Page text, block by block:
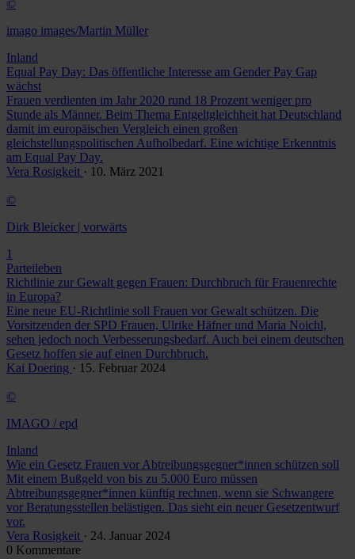
©
imago images/Martin Müller
Inland
Equal Pay Day: Das öffentliche Interesse am Gender Pay Gap
wächst
Frauen verdienten im Jahr 2020 rund 18 Prozent weniger pro
Stunde als Männer. Beim Thema Entgeltgleichheit hat Deutschland
damit im europäischen Vergleich einen großen
gleichstellungspolitischen Aufholbedarf. Eine wichtige Erkenntnis
am Equal Pay Day.
Vera Rosigkeit · 10. März 2021
©
Dirk Bleicker | vorwärts
1
Parteileben
Richtlinie zur Gewalt gegen Frauen: Durchbruch für Frauenrechte
in Europa?
Eine neue EU-Richtlinie soll Frauen vor Gewalt schützen. Die
Vorsitzenden der SPD Frauen, Ulrike Häfner und Maria Noichl,
sehen jedoch noch Verbesserungsbedarf. Auch bei einem deutschen
Gesetz hoffen sie auf einen Durchbruch.
Kai Doering · 15. Februar 2024
©
IMAGO / epd
Inland
Wie ein Gesetz Frauen vor Abtreibungsgegner*innen schützen soll
Mit einem Bußgeld von bis zu 5.000 Euro müssen
Abtreibungsgegner*innen künftig rechnen, wenn sie Schwangere
vor Beratungsstellen belästigen. Das sieht ein neuer Gesetzentwurf
vor.
Vera Rosigkeit · 24. Januar 2024
0 Kommentare